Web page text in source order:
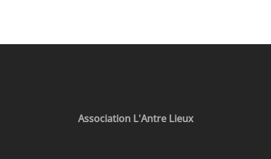
Association L'Antre Lieux